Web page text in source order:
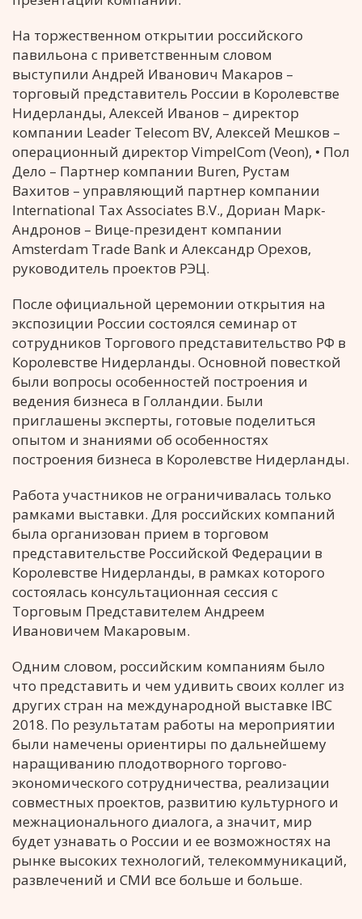
На торжественном открытии российского
павильона с приветственным словом
выступили Андрей Иванович Макаров –
торговый представитель России в Королевстве
Нидерланды, Алексей Иванов – директор
компании Leader Telecom BV, Алексей Мешков –
операционный директор VimpelCom (Veon), • Пол
Дело – Партнер компании Buren, Рустам
Вахитов – управляющий партнер компании
International Tax Associates B.V., Дориан Марк-
Андронов – Вице-президент компании
Amsterdam Trade Bank и Александр Орехов,
руководитель проектов РЭЦ.
После официальной церемонии открытия на
экспозиции России состоялся семинар от
сотрудников Торгового представительство РФ в
Королевстве Нидерланды. Основной повесткой
были вопросы особенностей построения и
ведения бизнеса в Голландии. Были
приглашены эксперты, готовые поделиться
опытом и знаниями об особенностях
построения бизнеса в Королевстве Нидерланды.
Работа участников не ограничивалась только
рамками выставки. Для российских компаний
была организован прием в торговом
представительстве Российской Федерации в
Королевстве Нидерланды, в рамках которого
состоялась консультационная сессия с
Торговым Представителем Андреем
Ивановичем Макаровым.
Одним словом, российским компаниям было
что представить и чем удивить своих коллег из
других стран на международной выставке IBC
2018. По результатам работы на мероприятии
были намечены ориентиры по дальнейшему
наращиванию плодотворного торгово-
экономического сотрудничества, реализации
совместных проектов, развитию культурного и
межнационального диалога, а значит, мир
будет узнавать о России и ее возможностях на
рынке высоких технологий, телекоммуникаций,
развлечений и СМИ все больше и больше.